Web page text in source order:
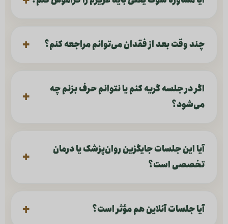
چند وقت بعد از فقدان می‌توانم مراجعه کنم؟
اگر در جلسه گریه کنم یا نتوانم حرف بزنم چه
می‌شود؟
آیا این جلسات جایگزین روان‌پزشک یا درمان
تخصصی است؟
آیا جلسات آنلاین هم مؤثر است؟